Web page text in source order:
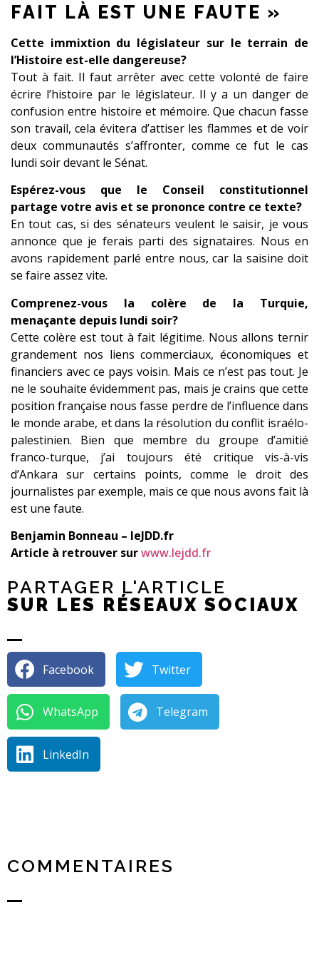
FAIT LÀ EST UNE FAUTE »
Cette immixtion du législateur sur le terrain de
l’Histoire est-elle dangereuse?
Tout à fait. Il faut arrêter avec cette volonté de faire
écrire l’histoire par le législateur. Il y a un danger de
confusion entre histoire et mémoire. Que chacun fasse
son travail, cela évitera d’attiser les flammes et de voir
deux communautés s’affronter, comme ce fut le cas
lundi soir devant le Sénat.
Espérez-vous que le Conseil constitutionnel
partage votre avis et se prononce contre ce texte?
En tout cas, si des sénateurs veulent le saisir, je vous
annonce que je ferais parti des signataires. Nous en
avons rapidement parlé entre nous, car la saisine doit
se faire assez vite.
Comprenez-vous la colère de la Turquie,
menaçante depuis lundi soir?
Cette colère est tout à fait légitime. Nous allons ternir
grandement nos liens commerciaux, économiques et
financiers avec ce pays voisin. Mais ce n’est pas tout. Je
ne le souhaite évidemment pas, mais je crains que cette
position française nous fasse perdre de l’influence dans
le monde arabe, et dans la résolution du conflit israélo-
palestinien. Bien que membre du groupe d’amitié
franco-turque, j’ai toujours été critique vis-à-vis
d’Ankara sur certains points, comme le droit des
journalistes par exemple, mais ce que nous avons fait là
est une faute.
Benjamin Bonneau – leJDD.fr
Article à retrouver surwww.lejdd.fr
PARTAGER L'ARTICLE
SUR LES RÉSEAUX SOCIAUX
Facebook Twitter
WhatsApp Telegram
LinkedIn
COMMENTAIRES